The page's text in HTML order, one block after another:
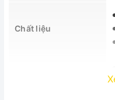
Chất liệu